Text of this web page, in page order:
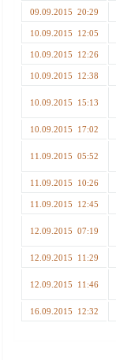
09.09.2015 20:29
10.09.2015 12:05
10.09.2015 12:26
10.09.2015 12:38
10.09.2015 15:13
10.09.2015 17:02
11.09.2015 05:52
11.09.2015 10:26
11.09.2015 12:45
12.09.2015 07:19
12.09.2015 11:29
12.09.2015 11:46
16.09.2015 12:32